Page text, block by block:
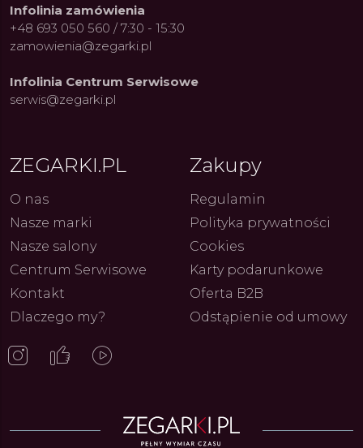
i Dostępny Luksus z
27.07.2026
Fenomen marki Festina. Od
kolarskich pasji do ikonicznych
ZEGARKI.PL 4.08.2026
Infolinia zamówienia
+48 693 050 560 / 7:30 - 15:30
zamowienia@zegarki.pl
Infolinia Centrum Serwisowe
serwis@zegarki.pl
ZEGARKI.PL
O nas
Nasze marki
Nasze salony
Centrum Serwisowe
Kontakt
Dlaczego my?
Zakupy
Regulamin
Polityka prywatności
Cookies
Karty podarunkowe
Oferta B2B
Odstąpienie od umowy